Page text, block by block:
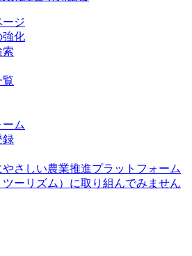
ージ
強化
索
覧
ム
録
さしい農業推進プラットフォーム
ーリズム）に取り組んでみません